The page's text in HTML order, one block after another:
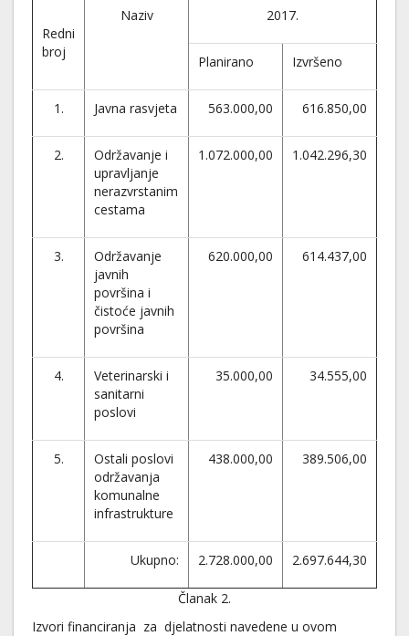
Redni
broj
Naziv 2017.
Planirano Izvršeno
1. Javna rasvjeta 563.000,00 616.850,00
2.
Održavanje i
upravljanje
nerazvrstanim
cestama
1.072.000,00 1.042.296,30
3.
Održavanje
javnih
površina i
čistoće javnih
površina
620.000,00 614.437,00
4.
Veterinarski i
sanitarni
poslovi
35.000,00 34.555,00
5.
Ostali poslovi
održavanja
komunalne
infrastrukture
438.000,00 389.506,00
Ukupno: 2.728.000,00 2.697.644,30
Članak 2.
Izvori financiranja za djelatnosti navedene u ovom